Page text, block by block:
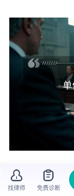
在职场上
的劳动报酬。
找律师 免费诊断